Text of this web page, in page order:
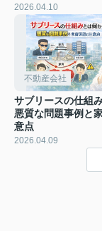
2026.04.10
不動産会社
サブリースの仕組
悪質な問題事例と
意点
2026.04.09